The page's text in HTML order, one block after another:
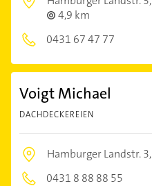
4,9 km
0431 67 47 77
Voigt Michael
DACHDECKEREIEN
Hamburger Landstr. 3,
0431 8 88 88 55